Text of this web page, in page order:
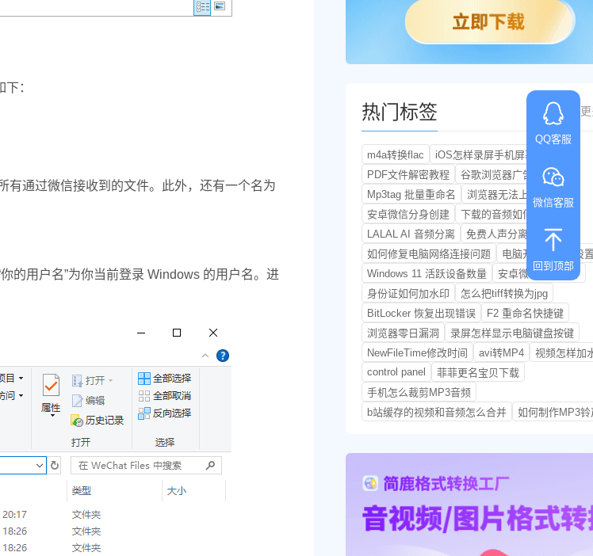
：
有通过微信接收到的文件。此外，还有一个名为
的用户名”为你当前登录 Windows 的用户名。 进
热门标签
m4a转换flac
iOS怎样录屏手机屏幕
PDF文件解密教程
谷歌浏览器广告怎样关闭
Mp3tag 批量重命名
浏览器无法上网
安卓微信分身创建
下载的音频如何转换
LALAL AI 音频分离
免费人声分离模型
如何修复电脑网络连接问题
电脑开机启动项设
Windows 11 活跃设备数量
安卓微信分身软件
身份证如何加水印
怎么把tiff转换为jpg
BitLocker 恢复出现错误
F2 重命名快捷键
浏览器零日漏洞
录屏怎样显示电脑键盘按键
NewFileTime修改时间
avi转MP4
视频怎样加
control panel
菲菲更名宝贝下载
手机怎么裁剪MP3音频
b站缓存的视频和音频怎么合并
如何制作MP3铃
QQ客服
微信客服
回到顶部